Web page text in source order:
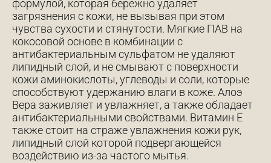
формулой, которая бережно удаляет
загрязнения с кожи, не вызывая при этом
чувства сухости и стянутости. Мягкие ПАВ на
кокосовой основе в комбинации с
антибактериальным сульфатом не удаляют
липидный слой, и не смывают с поверхности
кожи аминокислоты, углеводы и соли, которые
способствуют удержанию влаги в коже. Алоэ
Вера заживляет и увлажняет, а также обладает
антибактериальными свойствами. Витамин E
также стоит на страже увлажнения кожи рук,
липидный слой которой подвергающейся
воздействию из-за частого мытья.